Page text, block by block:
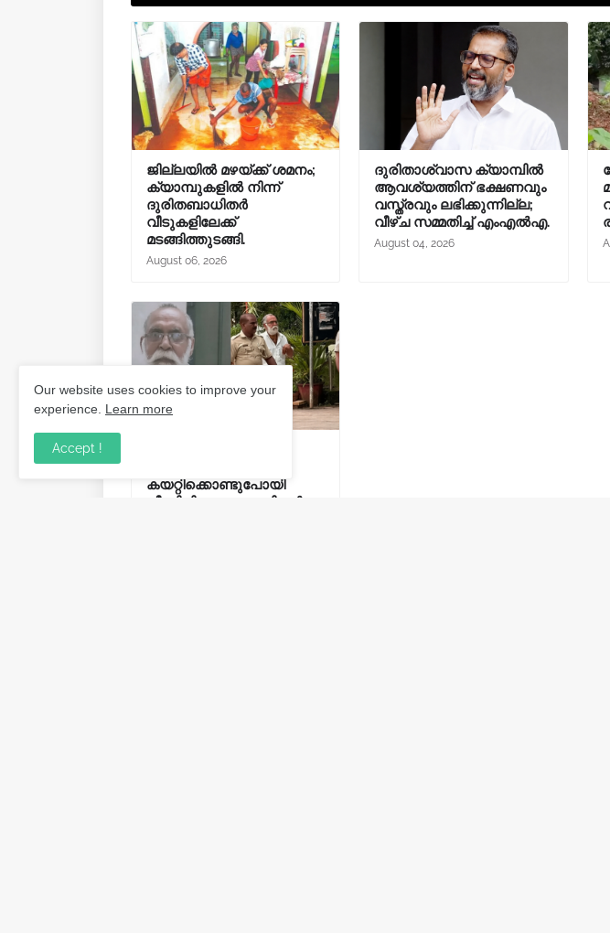
ജില്ലയിൽ മഴയ്ക്ക് ശമനം;
ക്യാമ്പുകളിൽ നിന്ന്
ദുരിതബാധിതർ
വീടുകളിലേക്ക്
മടങ്ങിത്തുടങ്ങി.
August 06, 2026
ദുരിതാശ്വാസ ക്യാമ്പിൽ
ആവശ്യത്തിന് ഭക്ഷണവും
വസ്ത്രവും ലഭിക്കുന്നില്ല;
വീഴ്ച സമ്മതിച്ച് എംഎൽഎ.
August 04, 2026
കയറ്റിക്കൊണ്ടുപോയി
പീഡിപ്പിച്ചു; വയോധികൻ
Our website uses cookies to improve your
experience. Learn more
Accept !